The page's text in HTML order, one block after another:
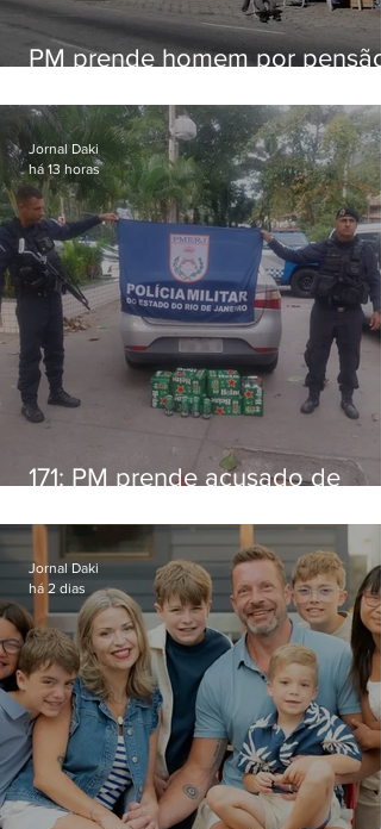
PM prende homem por pensão
171: PM prende acusado de
Niterói
Jornal Daki
há 13 horas
Jornal Daki
há 2 dias